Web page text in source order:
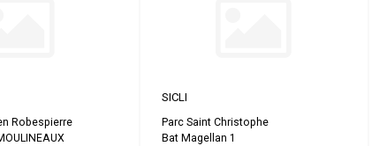
Robespierre
SICLI
Parc Saint Christophe
Bat Magellan 1